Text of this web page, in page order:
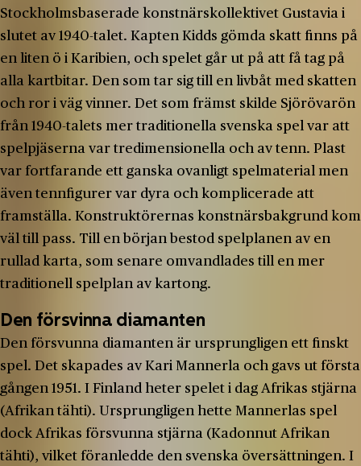
Stockholmsbaserade konstnärskollektivet Gustavia i
slutet av 1940-talet. Kapten Kidds gömda skatt finns på
en liten ö i Karibien, och spelet går ut på att få tag på
alla kartbitar. Den som tar sig till en livbåt med skatten
och ror i väg vinner. Det som främst skilde Sjörövarön
från 1940-talets mer traditionella svenska spel var att
spelpjäserna var tredimensionella och av tenn. Plast
var fortfarande ett ganska ovanligt spelmaterial men
även tennfigurer var dyra och komplicerade att
framställa. Konstruktörernas konstnärsbakgrund kom
väl till pass. Till en början bestod spelplanen av en
rullad karta, som senare omvandlades till en mer
traditionell spelplan av kartong.
Den försvinna diamanten
Den försvunna diamanten är ursprungligen ett finskt
spel. Det skapades av Kari Mannerla och gavs ut första
gången 1951. I Finland heter spelet i dag Afrikas stjärna
(Afrikan tähti). Ursprungligen hette Mannerlas spel
dock Afrikas försvunna stjärna (Kadonnut Afrikan
tähti), vilket föranledde den svenska översättningen. I